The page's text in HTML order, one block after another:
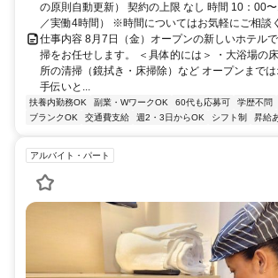
の原則自動更新） 契約の上限 なし 時間 10：00
／実働4時間） ※時間についてはお気軽にご相談
仕事内容 8月7日（金）オープンの新しいホテル
掃をお任せします。 ＜具体的には＞ ・大浴場の
所の清掃（鏡拭き・床掃除）など オープンまで
手伝いと...
扶養内勤務OK 副業・WワークOK 60代も応募可 学歴不問
ブランクOK
交通費支給 週2・3日からOK シフト制 昇給
アルバイト・パート